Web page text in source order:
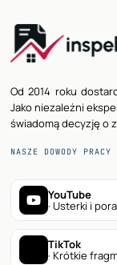
Od 2014 roku
Jako niezależni
świadomą decyzję o
NASZE DOWODY PRACY
YouTube
· Usterki i
TikTok
· Krótkie